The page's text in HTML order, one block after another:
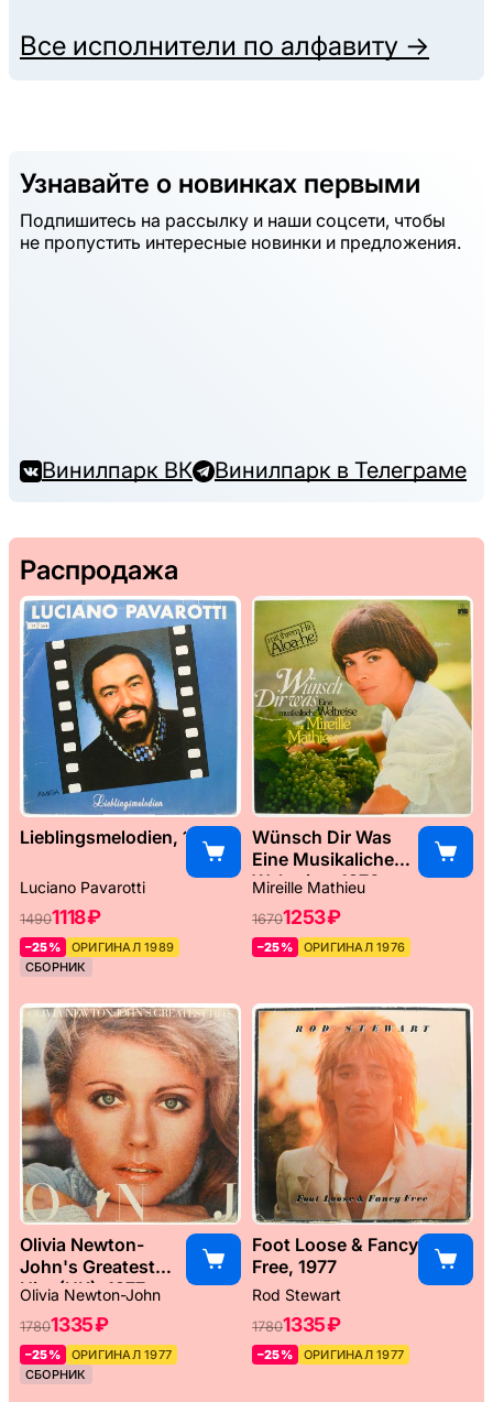
Все исполнители по алфавиту →
Узнавайте о новинках первыми
Подпишитесь на рассылку и наши соцсети, чтобы
не пропустить интересные новинки и предложения.
Винилпарк ВК Винилпарк в Телеграме
Распродажа
Lieblingsmelodien, 1989
Luciano Pavarotti
14901118 ₽
–25%
ОРИГИНАЛ 1989
СБОРНИК
Wünsch Dir Was
Eine Musikaliche
Weltreise, 1976
Mireille Mathieu
16701253 ₽
–25% ОРИГИНАЛ 1976
Olivia Newton-
John's Greatest
Hits (UK), 1977
Olivia Newton-John
17801335 ₽
–25%
ОРИГИНАЛ 1977
СБОРНИК
Foot Loose & Fancy
Free, 1977
Rod Stewart
17801335 ₽
–25% ОРИГИНАЛ 1977